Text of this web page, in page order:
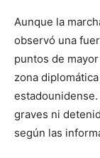
Aunque la
observó una
puntos de
zona
graves ni
según las